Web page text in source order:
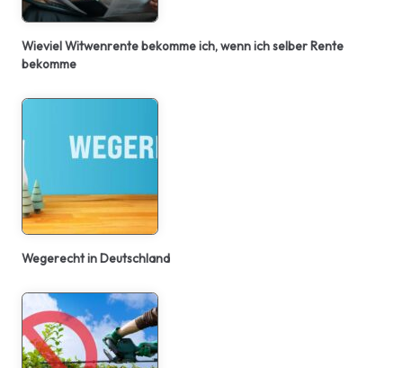
Wieviel Witwenrente bekomme ich, wenn ich selber Rente
bekomme
Wegerecht in Deutschland